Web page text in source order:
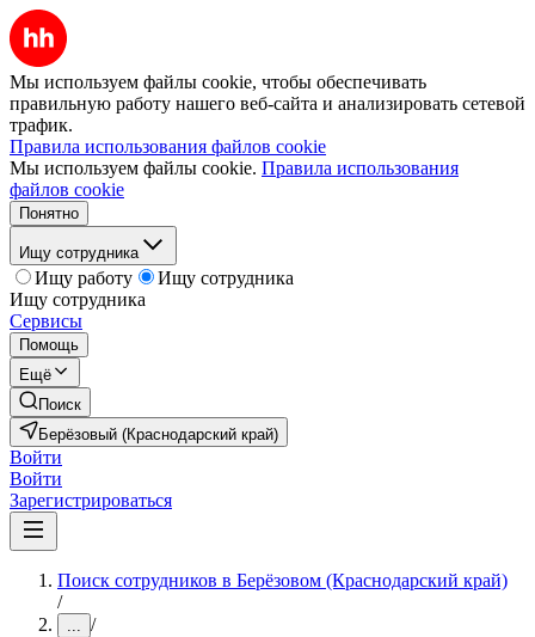
Мы используем файлы cookie, чтобы обеспечивать
правильную работу нашего веб-сайта и анализировать сетевой
трафик.
Правила использования файлов cookie
Мы используем файлы cookie. Правила использования
файлов cookie
Понятно
Ищу сотрудника
Ищу работу
Ищу сотрудника
Ищу сотрудника
Сервисы
Помощь
Ещё
Поиск
Берёзовый (Краснодарский край)
Войти
Войти
Зарегистрироваться
Поиск сотрудников в Берёзовом (Краснодарский край)
/
... /